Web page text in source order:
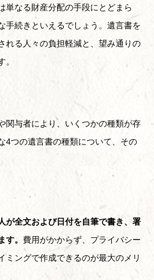
単なる財産分配の手段にとどまら
手続きといえるでしょう。遺言書を
れる人々の負担軽減と、望み通りの
。
関与者により、いくつかの種類が存
4つの遺言書の種類について、その
が全文および日付を自筆で書き、署
す。 費用がかからず、プライバシー
ミングで作成できるのが最大のメリ